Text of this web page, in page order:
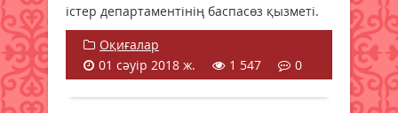
істер департаментінің баспасөз қызметі.
Оқиғалар
01 сәуір 2018 ж.
1 547 0